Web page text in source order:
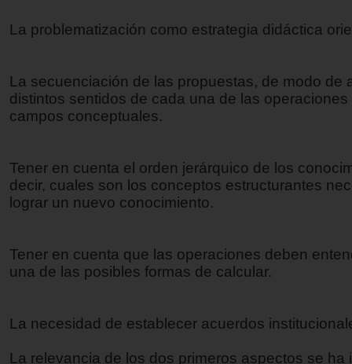
La problematización como estrategia didáctica
La secuenciación de las propuestas, de modo de
distintos sentidos de cada una de las
campos conceptuales.
Tener en cuenta el orden jerárquico de los
decir, cuales son los conceptos estructurantes
lograr un nuevo conocimiento.
Tener en cuenta que las operaciones deben
una de las posibles formas de calcular.
La necesidad de establecer acuerdos
La relevancia de los dos primeros aspectos se ha